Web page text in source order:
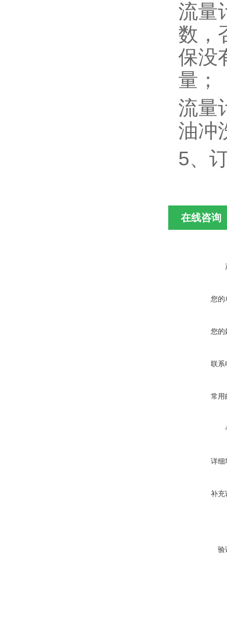
流量
数，
保没
量；
流量
油冲
5、
在线咨询
您的
您的
联系
常用
详细
补充
验